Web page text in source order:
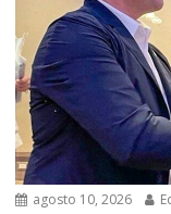
agosto 10, 2026